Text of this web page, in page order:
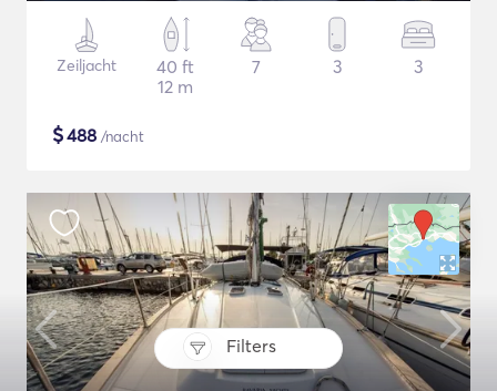
Filters
Zeiljacht
40 ft
12 m
7 3 3
$488 /nacht